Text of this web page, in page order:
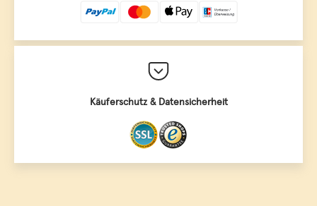
Käuferschutz & Datensicherheit